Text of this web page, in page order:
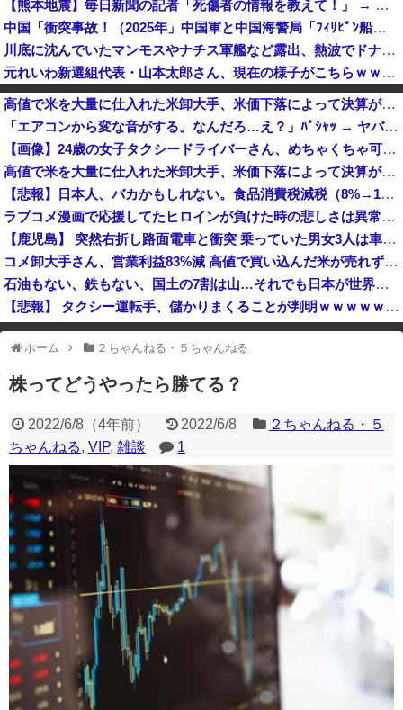
【熊本地震】毎日新聞の記者「死傷者の情報を教えて！」 → 企業「個人情報は控えます！」 → 記「年代は？特定につながらないでしょ？教えてよ？教え...
中国「衝突事故！（2025年」中国軍と中国海警局「ﾌｨﾘﾋﾟﾝ船の追跡中に衝突！（8/11」中国「2人死亡」中国政府「1年間隠蔽」日本「隠蔽され...
川底に沈んでいたマンモスやナチス軍艦など露出、熱波でドナウ川が歴史的渇水！
元れいわ新選組代表・山本太郎さん、現在の様子がこちらｗｗｗｗｗ
有名配信者さん、ジャングリア沖縄を酷評「ほんとーにおもんない！カス！」→炎上→逆に配信でブチギレ反論！絶叫しながら熱弁「誰かが声を上げないといけ...
【速報】日銀植田総裁「今後は女性の正社員化と外国人の人材活用が鍵」
防弾ガラスの件で誤情報を拡散した左派、間違いを指摘されても頑として認めなかった結果……
【ニュース】日本共産党の街宣車、ほんと碌でもないな
X民「クレーンゲームで飲むヨーグルト取れた！ちゃんと冷蔵庫で冷やされてたし問題ないよねｗ」ｸﾞﾋﾞｯ→結果ｗｗｗｗｗｗｗ
【衝撃】ブラジルで『異変』が起こっている模様・・・・・・
岸田文雄元首相「円安を阻止するために日米の通貨当局が実施した為替介入は一時しのぎに過ぎない」
高値で米を大量に仕入れた米卸大手、米価下落によって決算が凄まじいことになっている模様
「エアコンから変な音がする。なんだろ…え？」ﾊﾟｼｬｯ → ヤバすぎる物が飛び出てくる・・・
【画像】24歳の女子タクシードライバーさん、めちゃくちゃ可愛いと話題にｗｗｗｗｗｗ
高値で米を大量に仕入れた米卸大手、米価下落によって決算が凄まじいことになっている模様
【悲報】日本人、バカかもしれない。食品消費税減税（8%→1%）に93.2%が賛成してしまう
ラブコメ漫画で応援してたヒロインが負けた時の悲しさは異常ｗｗｗｗ
【鹿児島】 突然右折し路面電車と衝突 乗っていた男女3人は車を放置しダッシュで逃走中
コメ卸大手さん、営業利益83%減 高値で買い込んだ米が売れず「損切り祭り」開幕へ
石油もない、鉄もない、国土の7割は山…それでも日本が世界屈指の経済大国になれた「勤勉さ」以外の勝因！
【悲報】 タクシー運転手、儲かりまくることが判明ｗｗｗｗｗｗｗｗ
中国「衝突事故！（2025年」中国軍と中国海警局「フィリピン船の追跡中に衝突！（8/11」中国「2人死亡」中国政府「1年間隠蔽」日本「隠蔽された事実報道！（2026年」→
一部のコンテンツが表示されなくなったり、サイト全体のレイアウトが崩れ
たりする場合があります。
ホーム ２ちゃんねる・５ちゃんねる
株ってどうやったら勝てる？
2022/6/8（4年前） 2022/6/8
２ちゃんねる・５
ちゃんねる, VIP, 雑談 1